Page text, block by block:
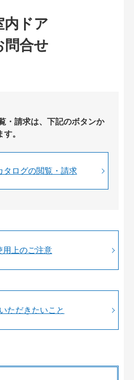
内ドア
問合せ
・請求は、下記のボタンか
。
タログの閲覧・請求
用上のご注意
ただきたいこと